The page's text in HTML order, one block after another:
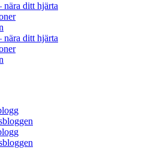
nära ditt hjärta
nära ditt hjärta